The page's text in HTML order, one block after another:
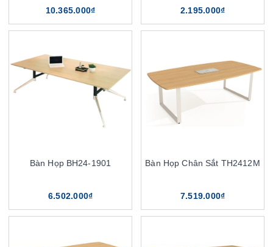
10.365.000₫ 2.195.000₫
Bàn Họp BH24-1901
6.502.000₫
Bàn Họp Chân Sắt TH2412M
7.519.000₫